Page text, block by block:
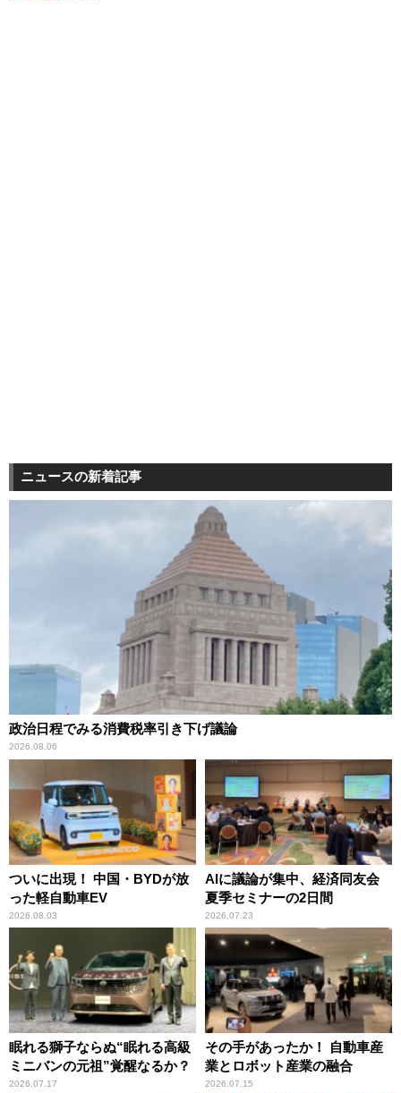
ニュースの新着記事
政治日程でみる消費税率引き下げ議論
2026.08.06
ついに出現！ 中国・BYDが放
った軽自動車EV
2026.08.03
AIに議論が集中、経済同友会
夏季セミナーの2日間
2026.07.23
眠れる獅子ならぬ“眠れる高級
ミニバンの元祖”覚醒なるか？
2026.07.17
その手があったか！ 自動車産
業とロボット産業の融合
2026.07.15